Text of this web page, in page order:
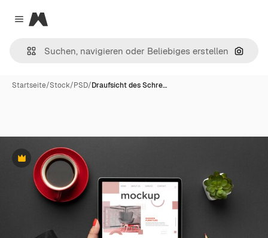
Close menu
Magnific
Nach
Startseite/Stock/PSD/Draufsicht des Schre…
Premium